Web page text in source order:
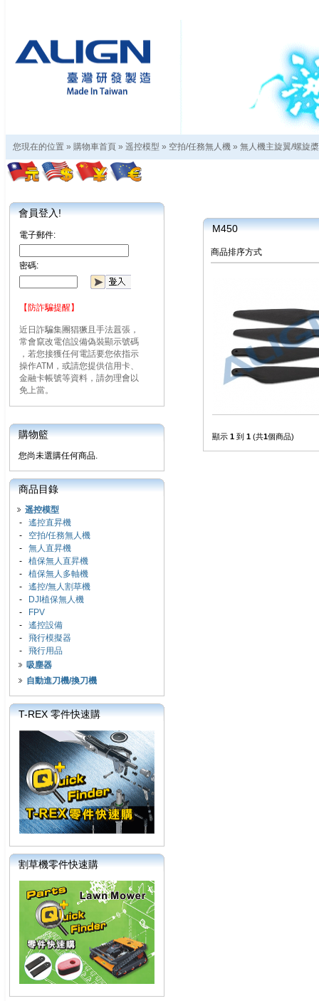
您現在的位置 » 購物車首頁 » 遥控模型 » 空拍/任務無人機 » 無人機主旋翼/螺旋槳
會員登入!
電子郵件:
密碼:
【防詐騙提醒】
近日詐騙集團猖獗且手法囂張，
常會竄改電信設備偽裝顯示號碼
，若您接獲任何電話要您依指示
操作ATM，或請您提供信用卡、
金融卡帳號等資料，請勿理會以
免上當。
購物籃
您尚未選購任何商品.
商品目錄
遥控模型
- 遙控直昇機
- 空拍/任務無人機
- 無人直昇機
- 植保無人直昇機
- 植保無人多軸機
- 遙控/無人割草機
-
DJI植保無人機
-
FPV
- 遙控設備
- 飛行模擬器
- 飛行用品
吸塵器
自動進刀機/換刀機
T-REX 零件快速購
割草機零件快速購
M450
商品排序方式
顯示 1 到 1 (共1個商品)